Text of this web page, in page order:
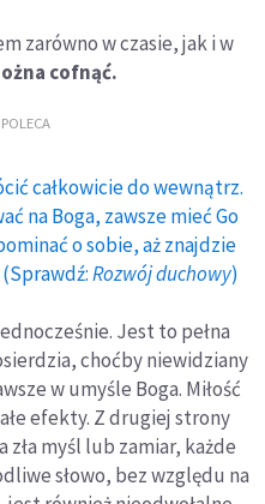
zarówno w czasie, jak i w
cofnąć.
całkowicie do wewnątrz.
na Boga, zawsze mieć Go
o sobie, aż znajdzie
Rozwój duchowy)
Jest to pełna
choćby niewidziany
w umyśle Boga. Miłość
efekty. Z drugiej strony
myśl lub zamiar, każde
słowo, bez względu na